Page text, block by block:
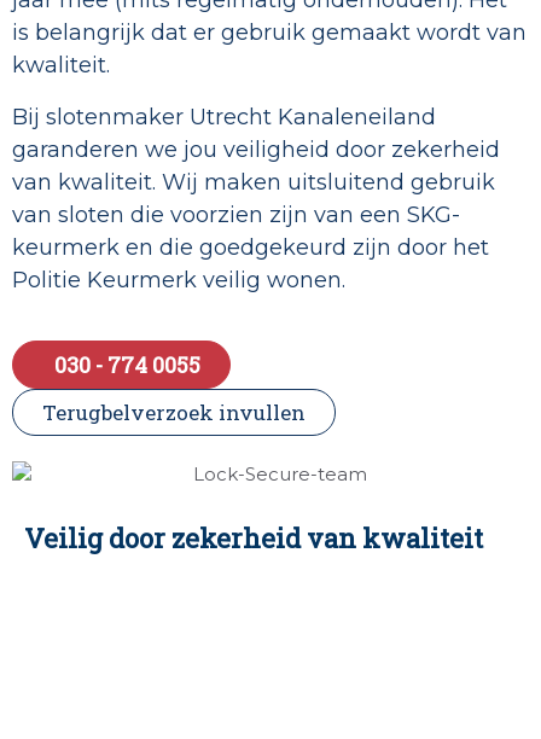
is belangrijk dat er gebruik gemaakt wordt van
kwaliteit.
Bij slotenmaker Utrecht Kanaleneiland
garanderen we jou veiligheid door zekerheid
van kwaliteit. Wij maken uitsluitend gebruik
van sloten die voorzien zijn van een SKG-
keurmerk en die goedgekeurd zijn door het
Politie Keurmerk veilig wonen.
030 - 774 0055
Terugbelverzoek invullen
Veilig door zekerheid van kwaliteit